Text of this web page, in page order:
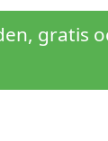
gratis